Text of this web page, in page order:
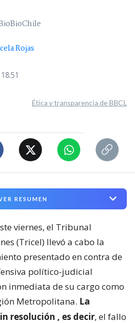
Rojas
Ética y transparencia de BBCL
RESUMEN
viernes, el Tribunal
(Tricel) llevó a cabo la
presentado en contra de
político-judicial
inmediata de su cargo como
Metropolitana. La
resolución , es decir, el fallo